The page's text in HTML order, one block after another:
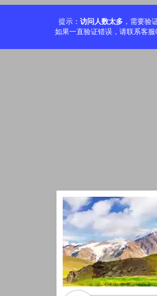
提示： 访问人数太多 ，需要验
如果一直验证错误，请联系客服
加载中